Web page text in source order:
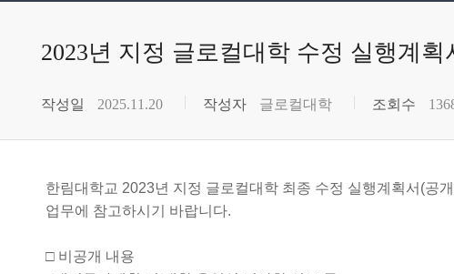
2023년 지정 글로컬대학 수정 실행계
작성일 2025.11.20 작성자 글로컬대학 조회수
한림대학교 2023년 지정 글로컬대학 최종 수정 실행계획서 (공
업무에 참고하시기 바랍니다.
□ 비공개 내용